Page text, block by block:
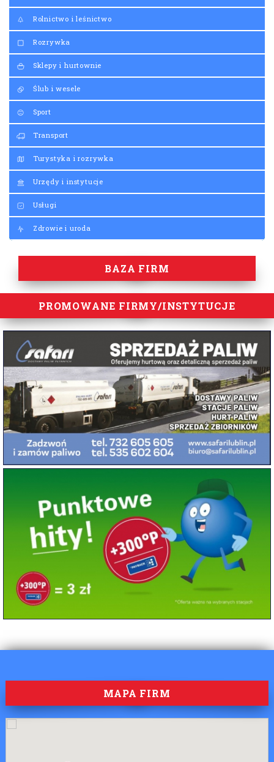
Rolnictwo i leśnictwo
Rozrywka
Sklepy i hurtownie
Ślub i wesele
Sport
Transport
Turystyka i rozrywka
Urzędy i instytucje
Usługi
Zdrowie i uroda
BAZA FIRM
PROMOWANE FIRMY/INSTYTUCJE
MAPA FIRM